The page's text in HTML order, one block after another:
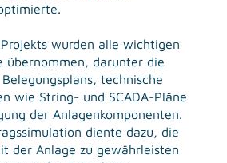
wurden alle wichtigen
übernommen, darunter die
technische
wie String- und SCADA-Pläne
der Anlagenkomponenten.
diente dazu, die
der Anlage zu gewährleisten